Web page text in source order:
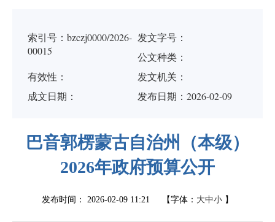
索引号：bzczj0000/2026-
00015
发文字号：
公文种类：
有效性：
发文机关：
成文日期：
发布日期：2026-02-09
巴音郭楞蒙古自治州（本级）
2026年政府预算公开
发布时间： 2026-02-09 11:21 【字体： 大中小 】